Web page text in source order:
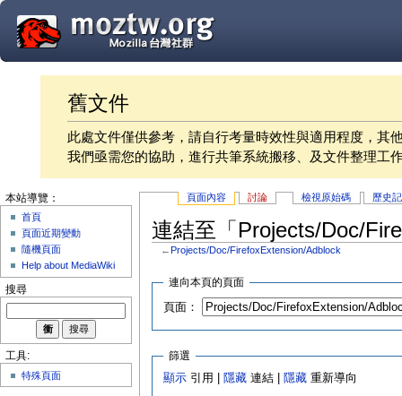
舊文件
此處文件僅供參考，請自行考量時效性與適用程度，其
我們亟需您的協助，進行共筆系統搬移、及文件整理工
頁面內容 討論 檢視原始碼 歷史
連結至「Projects/Doc/
← Projects/Doc/FirefoxExtension/Adblock
連向本頁的頁面
頁面：
篩選
顯示 引用 | 隱藏 連結 | 隱藏 重新導向
本站導覽：
首頁
頁面近期變動
隨機頁面
Help about MediaWiki
搜尋
工具:
特殊頁面